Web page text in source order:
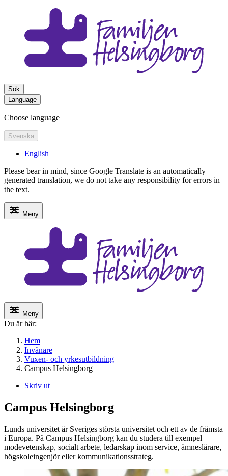
Sök
Language
Choose language
Svenska
English
Please bear in mind, since Google Translate is an automatically
generated translation, we do not take any responsibility for errors in
the text.
Meny
Meny
Du är här:
Hem
Invånare
Vuxen- och yrkesutbildning
Campus Helsingborg
Skriv ut
Campus Helsingborg
Lunds universitet är Sveriges största universitet och ett av de främsta
i Europa. På Campus Helsingborg kan du studera till exempel
modevetenskap, socialt arbete, ledarskap inom service, ämneslärare,
högskoleingenjör eller kommunikationsstrateg.